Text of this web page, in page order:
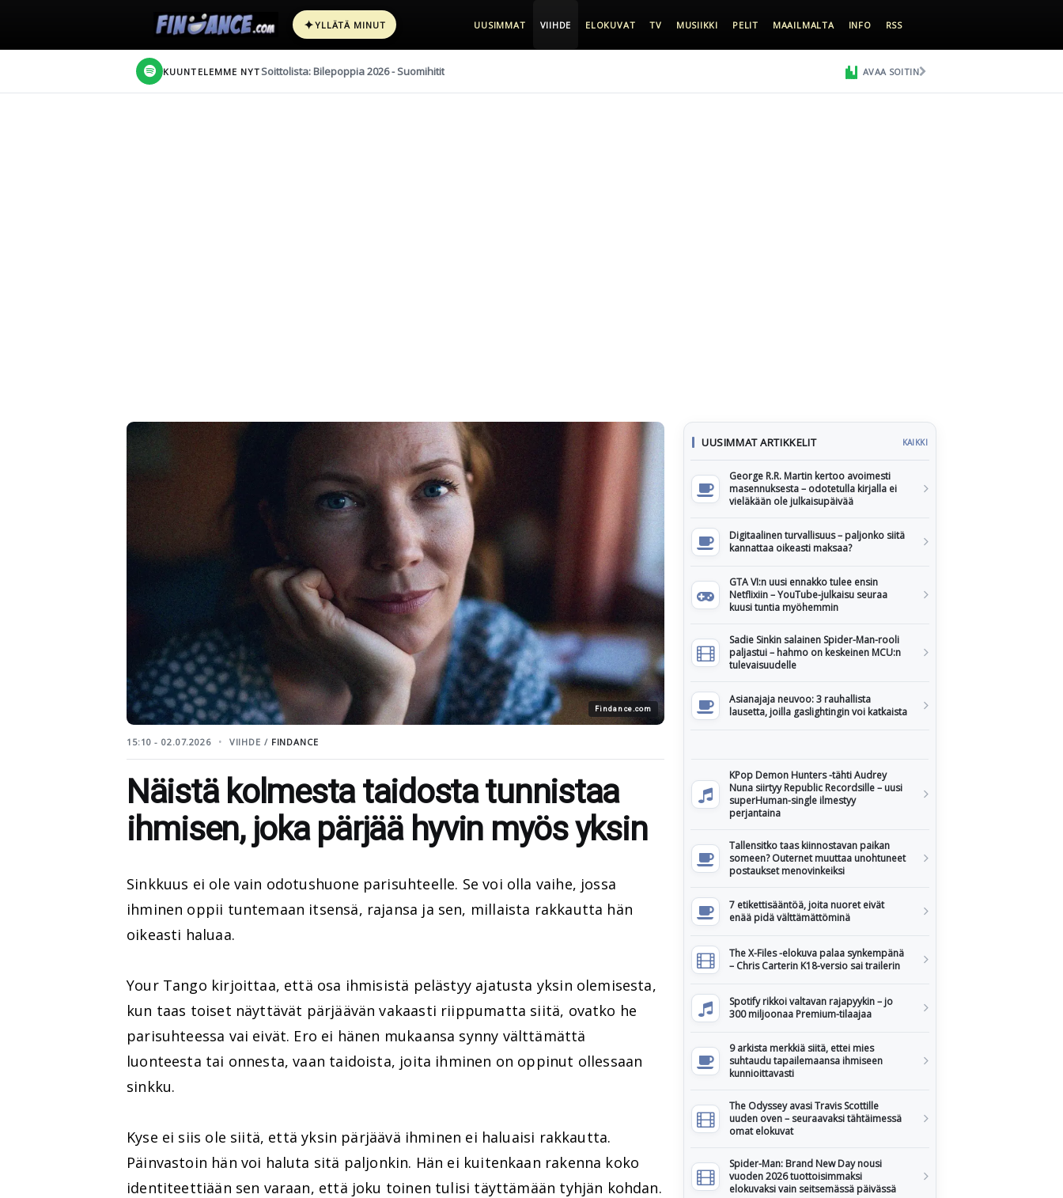
✦YLLÄTÄ MINUT UUSIMMAT VIIHDE ELOKUVAT TV MUSIIKKI PELIT MAAILMALTA INFO RSS
KUUNTELEMME NYT Soittolista: Bilepoppia 2026 - Suomihitit AVAA SOITIN
Findance.com
15:10 - 02.07.2026 VIIHDE / FINDANCE
Näistä kolmesta taidosta tunnistaa
ihmisen, joka pärjää hyvin myös yksin
Sinkkuus ei ole vain odotushuone parisuhteelle. Se voi olla vaihe, jossa
ihminen oppii tuntemaan itsensä, rajansa ja sen, millaista rakkautta hän
oikeasti haluaa.
Your Tango kirjoittaa, että osa ihmisistä pelästyy ajatusta yksin olemisesta,
kun taas toiset näyttävät pärjäävän vakaasti riippumatta siitä, ovatko he
parisuhteessa vai eivät. Ero ei hänen mukaansa synny välttämättä
luonteesta tai onnesta, vaan taidoista, joita ihminen on oppinut ollessaan
sinkku.
Kyse ei siis ole siitä, että yksin pärjäävä ihminen ei haluaisi rakkautta.
Päinvastoin hän voi haluta sitä paljonkin. Hän ei kuitenkaan rakenna koko
identiteettiään sen varaan, että joku toinen tulisi täyttämään tyhjän kohdan.
UUSIMMAT ARTIKKELIT KAIKKI
George R.R. Martin kertoo avoimesti
masennuksesta – odotetulla kirjalla ei
vieläkään ole julkaisupäivää
Digitaalinen turvallisuus – paljonko siitä
kannattaa oikeasti maksaa?
GTA VI:n uusi ennakko tulee ensin
Netflixiin – YouTube-julkaisu seuraa
kuusi tuntia myöhemmin
Sadie Sinkin salainen Spider-Man-rooli
paljastui – hahmo on keskeinen MCU:n
tulevaisuudelle
Asianajaja neuvoo: 3 rauhallista
lausetta, joilla gaslightingin voi katkaista
KPop Demon Hunters -tähti Audrey
Nuna siirtyy Republic Recordsille – uusi
superHuman-single ilmestyy
perjantaina
Tallensitko taas kiinnostavan paikan
someen? Outernet muuttaa unohtuneet
postaukset menovinkeiksi
7 etikettisääntöä, joita nuoret eivät
enää pidä välttämättöminä
The X-Files -elokuva palaa synkempänä
– Chris Carterin K18-versio sai trailerin
Spotify rikkoi valtavan rajapyykin – jo
300 miljoonaa Premium-tilaajaa
9 arkista merkkiä siitä, ettei mies
suhtaudu tapailemaansa ihmiseen
kunnioittavasti
The Odyssey avasi Travis Scottille
uuden oven – seuraavaksi tähtäimessä
omat elokuvat
Spider-Man: Brand New Day nousi
vuoden 2026 tuottoisimmaksi
elokuvaksi vain seitsemässä päivässä